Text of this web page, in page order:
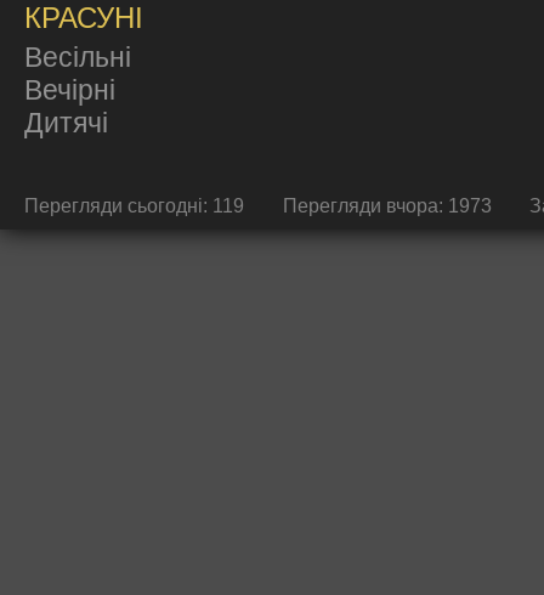
КРАСУНІ
Весільні
Вечірні
Дитячі
Перегляди сьогодні: 119 Перегляди вчора: 1973